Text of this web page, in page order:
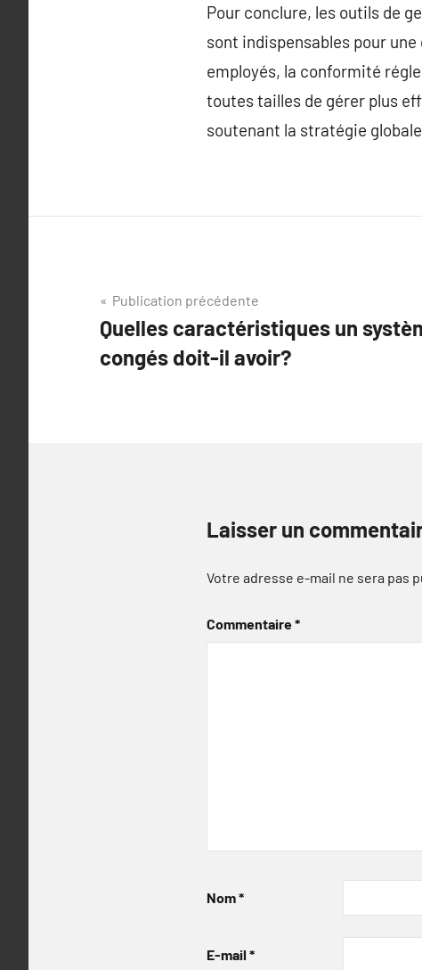
Pour conclure, les outils de
sont indispensables pour
employés, la conformité
toutes tailles de gérer plus
soutenant la stratégie
Navigation
de
l’article
Publication précédente
Quelles caractéristiques un
congés doit-il avoir?
Laisser un
Votre adresse e-mail ne sera pas
Commentaire*
Nom*
E-mail *